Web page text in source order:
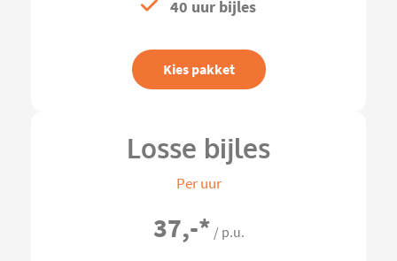
40 uur bijles
Kies pakket
Losse bijles
Per uur
37,-* / p.u.